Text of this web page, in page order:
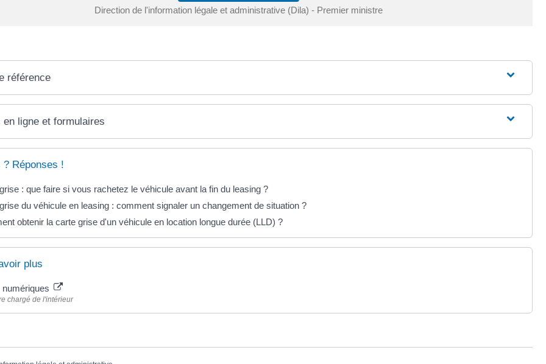
Direction de l'information légale et administrative (Dila) - Premier ministre
référence
en ligne et formulaires
? Réponses !
: que faire si vous rachetez le véhicule avant la fin du leasing ?
du véhicule en leasing : comment signaler un changement de situation ?
obtenir la carte grise d'un véhicule en location longue durée (LLD) ?
plus
numériques
chargé de l'intérieur